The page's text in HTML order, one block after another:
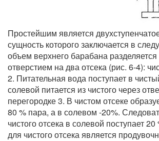
Простейшим является
сущность которого заключается в
объем верхнего барабана
отверстием на два отсека (рис. 6-4):
2. Питательная вода поступает в
солевой питается из чистого через
перегородке 3. В чистом отсеке
80 % пара, а в солевом -20%.
чистого отсека в солевой поступает
для чистого отсека является